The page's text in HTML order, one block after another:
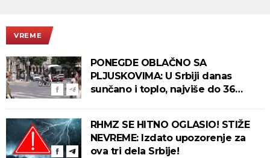
VREME
PONEGDE OBLAČNO SA
PLJUSKOVIMA: U Srbiji danas
sunčano i toplo, najviše do 36
RHMZ SE HITNO OGLASIO! STIŽE
NEVREME: Izdato upozorenje za
ova tri dela Srbije!